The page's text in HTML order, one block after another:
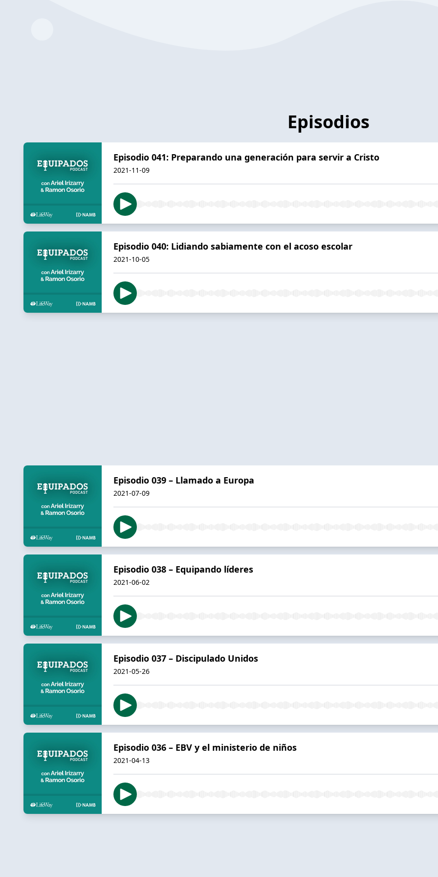
Episodios
Episodio 041: Preparando una generación para servir a Cristo
2021-11-09
Episodio 040: Lidiando sabiamente con el acoso escolar
2021-10-05
Episodio 039 – Llamado a Europa
2021-07-09
Episodio 038 – Equipando líderes
2021-06-02
Episodio 037 – Discipulado Unidos
2021-05-26
Episodio 036 – EBV y el ministerio de niños
2021-04-13